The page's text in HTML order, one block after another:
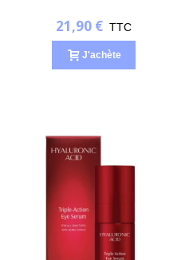
21,90 € TTC
J'achète